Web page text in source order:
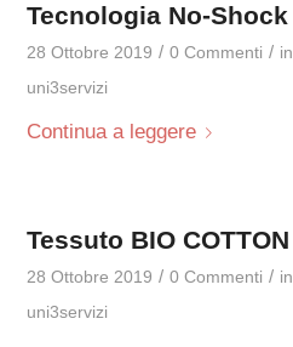
Tecnologia No-Shock
28 Ottobre 2019 / 0 Commenti / in
uni3servizi
Continua a leggere
Tessuto BIO COTTON
28 Ottobre 2019 / 0 Commenti / in
uni3servizi